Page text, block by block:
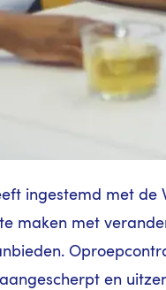
ingestemd met
maken met
en